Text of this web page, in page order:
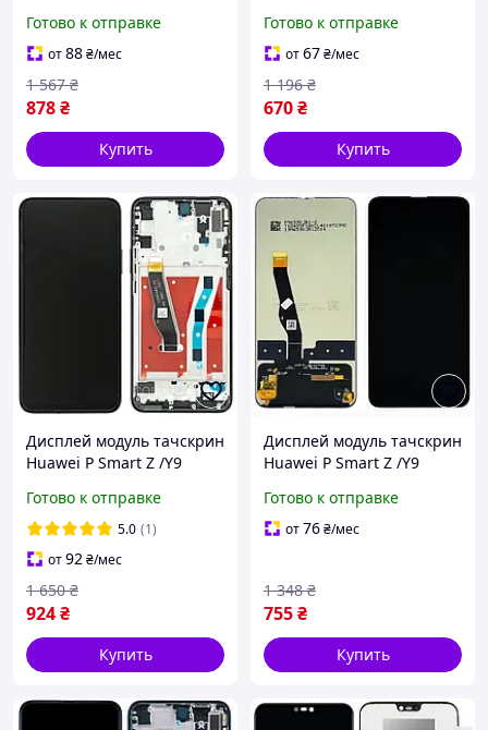
рамкой
Готово к отправке
от88₴/мес
878₴
1 567 ₴
Купить
оригинал PRC
Готово к отправке
от67₴/мес
670₴
1 196 ₴
Купить
Дисплей модуль тачскрин
Huawei P Smart Z /Y9
Global /9X Pro черный
оригинал PRC с рамкой
Midnight Black
Готово к отправке
5.0 (1)
от92₴/мес
924₴
1 650 ₴
Купить
Дисплей модуль тачскрин
Huawei P Smart Z /Y9
Global /9X Pro черный
оригинал PRC
Готово к отправке
от76₴/мес
755₴
1 348 ₴
Купить